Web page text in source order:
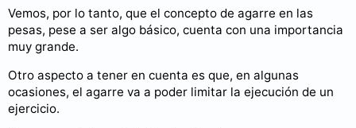
Vemos, por lo tanto, que el concepto de agarre en las
pesas, pese a ser algo básico, cuenta con una importancia
muy grande.
Otro aspecto a tener en cuenta es que, en algunas
ocasiones, el agarre va a poder limitar la ejecución de un
ejercicio.